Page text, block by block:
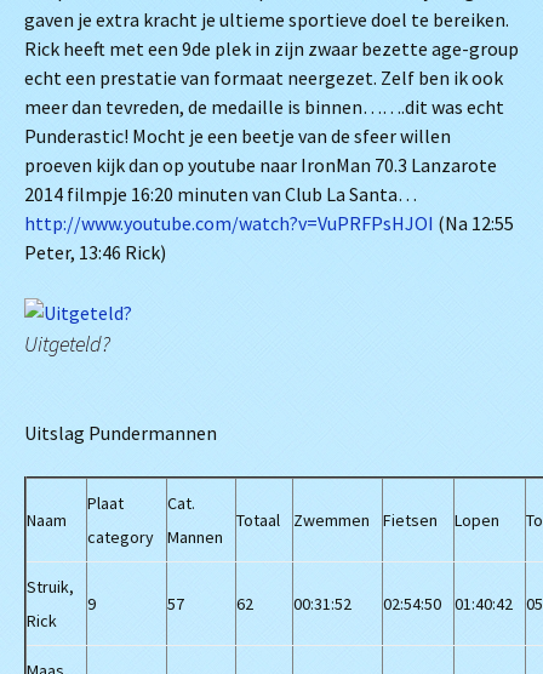
gaven je extra kracht je ultieme sportieve doel te bereiken.
Rick heeft met een 9de plek in zijn zwaar bezette age-group
echt een prestatie van formaat neergezet. Zelf ben ik ook
meer dan tevreden, de medaille is binnen…….dit was echt
Punderastic! Mocht je een beetje van de sfeer willen
proeven kijk dan op youtube naar IronMan 70.3 Lanzarote
2014 filmpje 16:20 minuten van Club La Santa…
http://www.youtube.com/watch?v=VuPRFPsHJOI (Na 12:55
Peter, 13:46 Rick)
Uitgeteld?
Uitslag Pundermannen
Naam
Plaat
category
Cat.
Mannen
Totaal Zwemmen Fietsen Lopen
Struik,
Rick
9 57 62 00:31:52 02:54:50 01:40:42